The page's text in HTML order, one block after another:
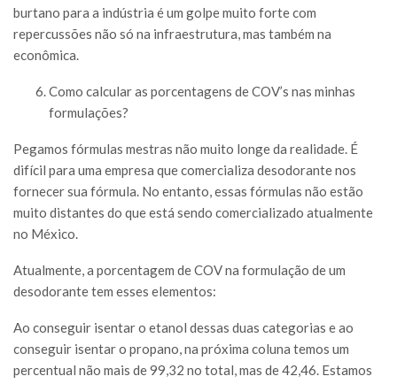
burtano para a indústria é um golpe muito forte com
repercussões não só na infraestrutura, mas também na
econômica.
Como calcular as porcentagens de COV’s nas minhas
formulações?
Pegamos fórmulas mestras não muito longe da realidade. É
difícil para uma empresa que comercializa desodorante nos
fornecer sua fórmula. No entanto, essas fórmulas não estão
muito distantes do que está sendo comercializado atualmente
no México.
Atualmente, a porcentagem de COV na formulação de um
desodorante tem esses elementos:
Ao conseguir isentar o etanol dessas duas categorias e ao
conseguir isentar o propano, na próxima coluna temos um
percentual não mais de 99,32 no total, mas de 42,46. Estamos